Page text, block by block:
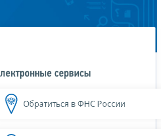
сервисы
Обратиться в ФНС России